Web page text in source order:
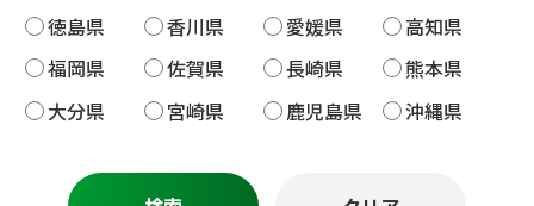
徳島県
香川県 愛媛県
高知県
福岡県
佐賀県 長崎県
熊本県
大分県
宮崎県 鹿児島県 沖縄県